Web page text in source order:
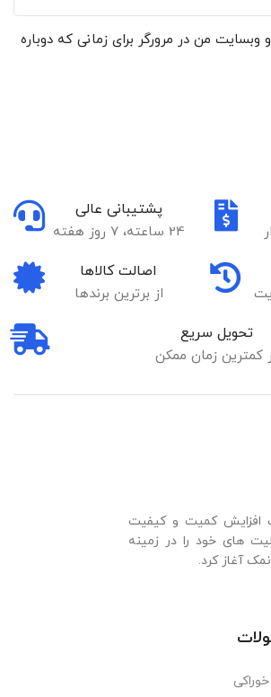
وبسایت من در مرورگر برای زمانی که دوباره
پشتیبانی عالی
24 ساعته، 7 روز هفته
اصالت کالاها
از برترین برندها
تحویل سریع
کمترین زمان ممکن
افزایش کمیت و کیفیت
های خود را در زمینه
آغاز کرد.